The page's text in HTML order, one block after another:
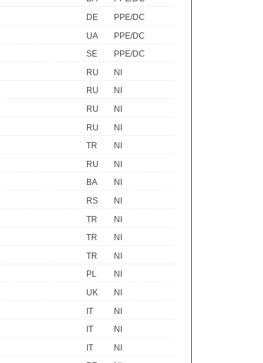
DE
PPE/DC
UA
PPE/DC
SE
PPE/DC
RU
NI
RU
NI
RU
NI
RU
NI
TR
NI
RU
NI
BA
NI
RS
NI
TR
NI
TR
NI
TR
NI
PL
NI
UK
NI
IT
NI
IT
NI
IT
NI